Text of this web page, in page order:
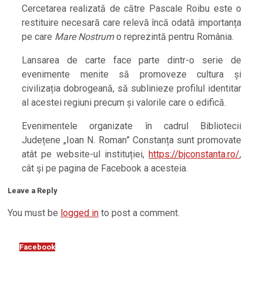
Cercetarea realizată de către Pascale Roibu este o
restituire necesară care relevă încă odată importanța
pe care Mare Nostrumo reprezintă pentru România.
Lansarea de carte face parte dintr-o serie de
evenimente menite să promoveze cultura și
civilizația dobrogeană, să sublinieze profilul identitar
al acestei regiuni precum și valorile care o edifică.
Evenimentele organizate în cadrul Bibliotecii
Județene „Ioan N. Roman” Constanța sunt promovate
atât pe website-ul instituției, https://bjconstanta.ro/,
cât şi pe pagina de Facebook a acesteia.
2022-
16
Leave a Reply
You must be logged in to post a comment.
Facebook